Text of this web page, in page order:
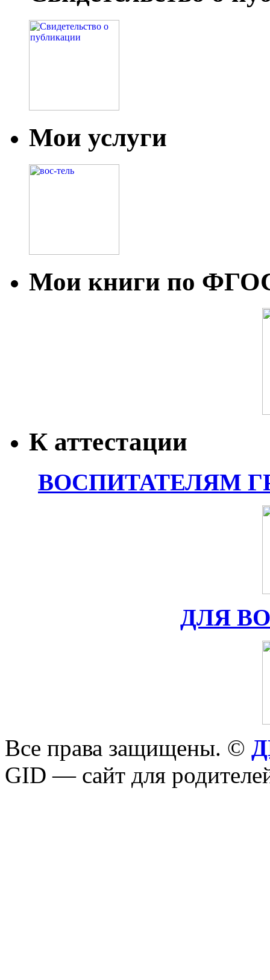
Мои услуги
Мои книги по
К аттестации
ВОСПИТАТЕЛЯМ
ДЛЯ
Все права защищены. ©
GID — сайт для